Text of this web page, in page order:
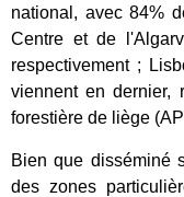
national, avec 84%
Centre et de
respectivement ;
viennent en dernier,
forestière de liège
Bien que disséminé
des zones